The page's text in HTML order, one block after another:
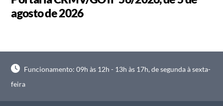
agosto de 2026
Funcionamento: 09h às 12h - 13h às 17h, de segunda à sexta-
feira